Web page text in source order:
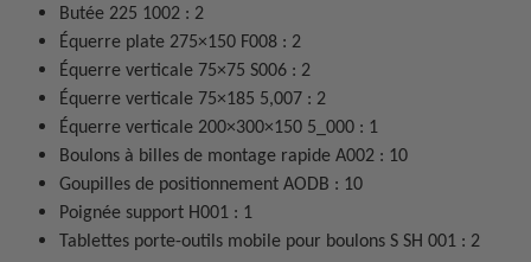
Butée 225 1002 : 2
Équerre plate 275×150 F008 : 2
Équerre verticale 75×75 S006 : 2
Équerre verticale 75×185 5,007 : 2
Équerre verticale 200×300×150 5_000 : 1
Boulons à billes de montage rapide A002 : 10
Goupilles de positionnement AODB : 10
Poignée support H001 : 1
Tablettes porte-outils mobile pour boulons S SH 001 : 2